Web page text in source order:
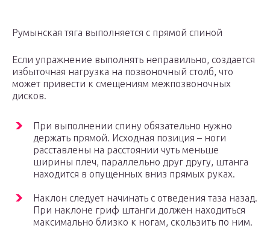
Румынская тяга выполняется с прямой спиной
Если упражнение выполнять неправильно, создается
избыточная нагрузка на позвоночный столб, что
может привести к смещениям межпозвоночных
дисков.
При выполнении спину обязательно нужно
держать прямой. Исходная позиция – ноги
расставлены на расстоянии чуть меньше
ширины плеч, параллельно друг другу, штанга
находится в опущенных вниз прямых руках.
Наклон следует начинать с отведения таза назад.
При наклоне гриф штанги должен находиться
максимально близко к ногам, скользить по ним.